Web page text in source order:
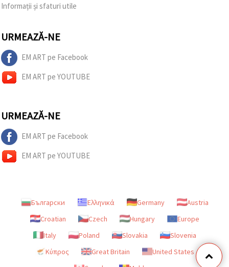
Informații și sfaturi utile
URMEAZĂ-NE
EM ART pe Facebook
EM ART pe YOUTUBE
URMEAZĂ-NE
EM ART pe Facebook
EM ART pe YOUTUBE
Български Ελληνικά Germany
Austria
Croatian
Czech Hungary
Europe
Italy
Poland Slovakia
Slovenia
Κύπρος
Great Britain
United States